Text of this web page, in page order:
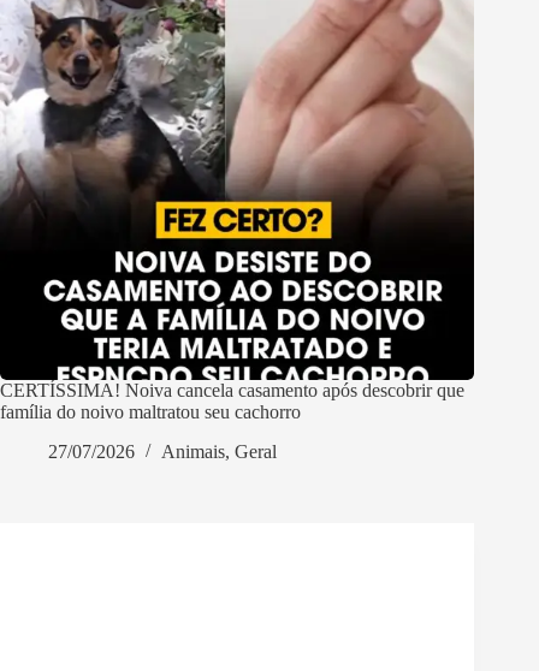
CERTÍSSIMA! Noiva cancela casamento após descobrir que
família do noivo maltratou seu cachorro
27/07/2026
Animais, Geral